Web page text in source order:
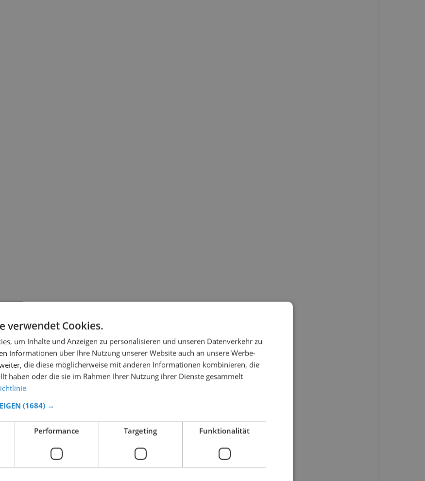
verwendet Cookies.
um Inhalte und Anzeigen zu personalisieren und unseren Datenverkehr zu
Informationen über Ihre Nutzung unserer Website auch an unsere Werbe-
die diese möglicherweise mit anderen Informationen kombinieren, die
haben oder die sie im Rahmen Ihrer Nutzung ihrer Dienste gesammelt
(1684) →
Performance Targeting Funktionalität